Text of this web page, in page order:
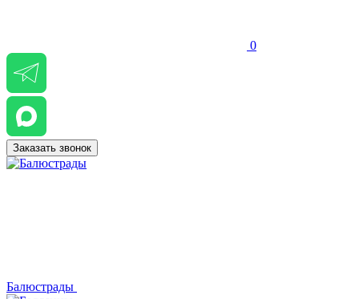
0
Заказать звонок
Балюстрады